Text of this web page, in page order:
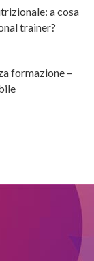
a cosa
trainer?
formazione –